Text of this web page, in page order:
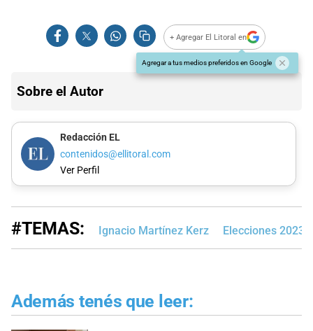
+ Agregar El Litoral en
Agregar a tus medios preferidos en Google
Sobre el Autor
Redacción EL
contenidos@ellitoral.com
Ver Perfil
#TEMAS: Ignacio Martínez Kerz Elecciones 2023
Además tenés que leer: